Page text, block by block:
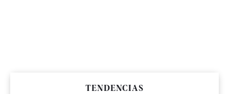
TENDENCIAS